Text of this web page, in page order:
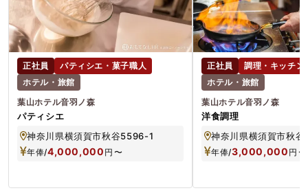
正社員
パティシエ・菓子職人
ホテル・旅館
葉山ホテル音羽ノ森
パティシエ
神奈川県横須賀市秋谷5596-1
年俸/4,000,000 円 〜
正社員
調理・キッチン
ホテル・旅館
葉山ホテル音羽ノ森
洋食調理
神奈川県横須賀市秋
年俸/3,000,000 円 〜